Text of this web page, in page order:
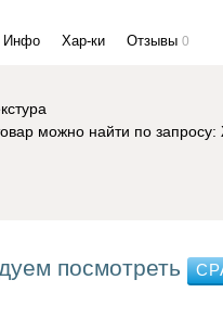
Инфо Хар-ки Отзывы0
можно найти по
посмотреть